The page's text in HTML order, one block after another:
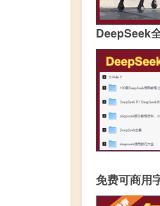
DeepSeek
免费可商用